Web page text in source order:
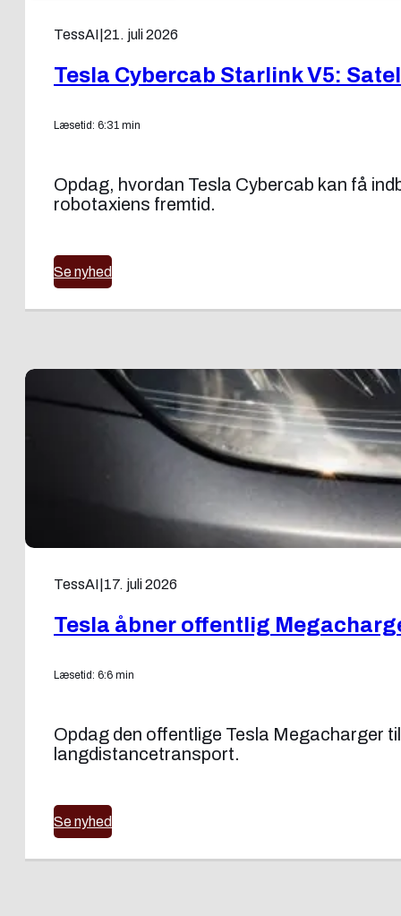
TessAI 21. juli 2026
Tesla Cybercab Starlink V5:
Læsetid: 6:31 min
Opdag, hvordan Tesla Cybercab kan få
robotaxiens fremtid.
Se nyhed
TessAI 17. juli 2026
Tesla åbner offentlig
Læsetid: 6:6 min
Opdag den offentlige Tesla Megacharger
langdistancetransport.
Se nyhed